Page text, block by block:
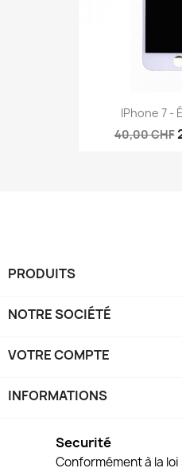
IPhone 7 -
40,00 CHF
PRODUITS
NOTRE SOCIÉTÉ
VOTRE COMPTE
INFORMATIONS
Securité
Conformément à la